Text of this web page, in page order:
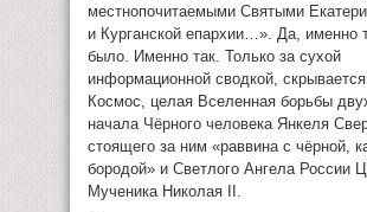
местнопочитаемыми Святыми
и Курганской епархии…». Да, именно
было. Именно так. Только за сухой
информационной сводкой,
Космос, целая Вселенная борьбы
начала Чёрного человека Янкеля
стоящего за ним «раввина с чёрной,
бородой» и Светлого Ангела России
Мученика Николая II.